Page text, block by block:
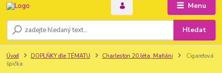
Menu
Hledat
Úvod DOPLŇKY dle TÉMATU Charleston 20.léta, Mafiáni
Cigaretová
špička